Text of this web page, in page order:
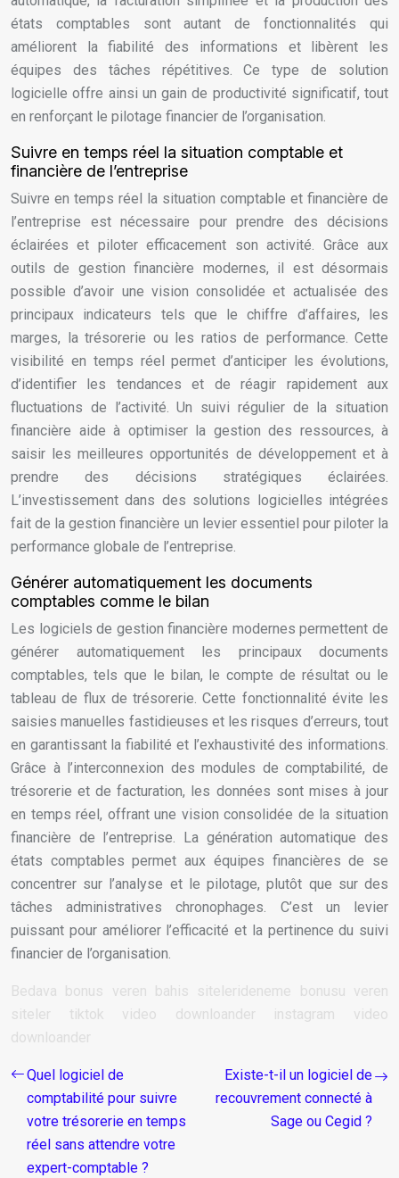
états comptables sont autant de fonctionnalités qui
améliorent la fiabilité des informations et libèrent les
équipes des tâches répétitives. Ce type de solution
logicielle offre ainsi un gain de productivité significatif, tout
en renforçant le pilotage financier de l’organisation.
Suivre en temps réel la situation comptable et
financière de l’entreprise
Suivre en temps réel la situation comptable et financière de
l’entreprise est nécessaire pour prendre des décisions
éclairées et piloter efficacement son activité. Grâce aux
outils de gestion financière modernes, il est désormais
possible d’avoir une vision consolidée et actualisée des
principaux indicateurs tels que le chiffre d’affaires, les
marges, la trésorerie ou les ratios de performance. Cette
visibilité en temps réel permet d’anticiper les évolutions,
d’identifier les tendances et de réagir rapidement aux
fluctuations de l’activité. Un suivi régulier de la situation
financière aide à optimiser la gestion des ressources, à
saisir les meilleures opportunités de développement et à
prendre des décisions stratégiques éclairées.
L’investissement dans des solutions logicielles intégrées
fait de la gestion financière un levier essentiel pour piloter la
performance globale de l’entreprise.
Générer automatiquement les documents
comptables comme le bilan
Les logiciels de gestion financière modernes permettent de
générer automatiquement les principaux documents
comptables, tels que le bilan, le compte de résultat ou le
tableau de flux de trésorerie. Cette fonctionnalité évite les
saisies manuelles fastidieuses et les risques d’erreurs, tout
en garantissant la fiabilité et l’exhaustivité des informations.
Grâce à l’interconnexion des modules de comptabilité, de
trésorerie et de facturation, les données sont mises à jour
en temps réel, offrant une vision consolidée de la situation
financière de l’entreprise. La génération automatique des
états comptables permet aux équipes financières de se
concentrer sur l’analyse et le pilotage, plutôt que sur des
tâches administratives chronophages. C’est un levier
puissant pour améliorer l’efficacité et la pertinence du suivi
financier de l’organisation.
Bedava bonus veren bahis sitelerideneme bonusu veren
siteler
tiktok video downloander
instagram video
downloander
Quel logiciel de
comptabilité pour suivre
votre trésorerie en temps
réel sans attendre votre
expert-comptable ?
Existe-t-il un logiciel de
recouvrement connecté à
Sage ou Cegid ?